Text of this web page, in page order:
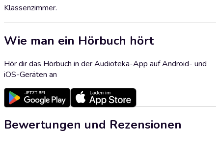
Klassenzimmer.
Wie man ein Hörbuch hört
Hör dir das Hörbuch in der Audioteka-App auf Android- und
iOS-Geräten an
Bewertungen und Rezensionen